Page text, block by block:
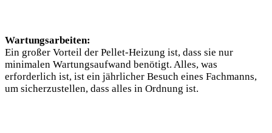
Wartungsarbeiten:
Ein großer Vorteil der Pellet-Heizung ist, dass sie nur
minimalen Wartungsaufwand benötigt. Alles, was
erforderlich ist, ist ein jährlicher Besuch eines Fachmanns,
um sicherzustellen, dass alles in Ordnung ist.